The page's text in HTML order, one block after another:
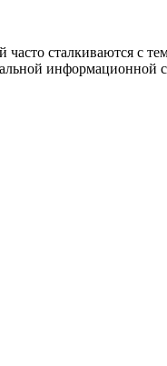
сталкиваются с
информационной